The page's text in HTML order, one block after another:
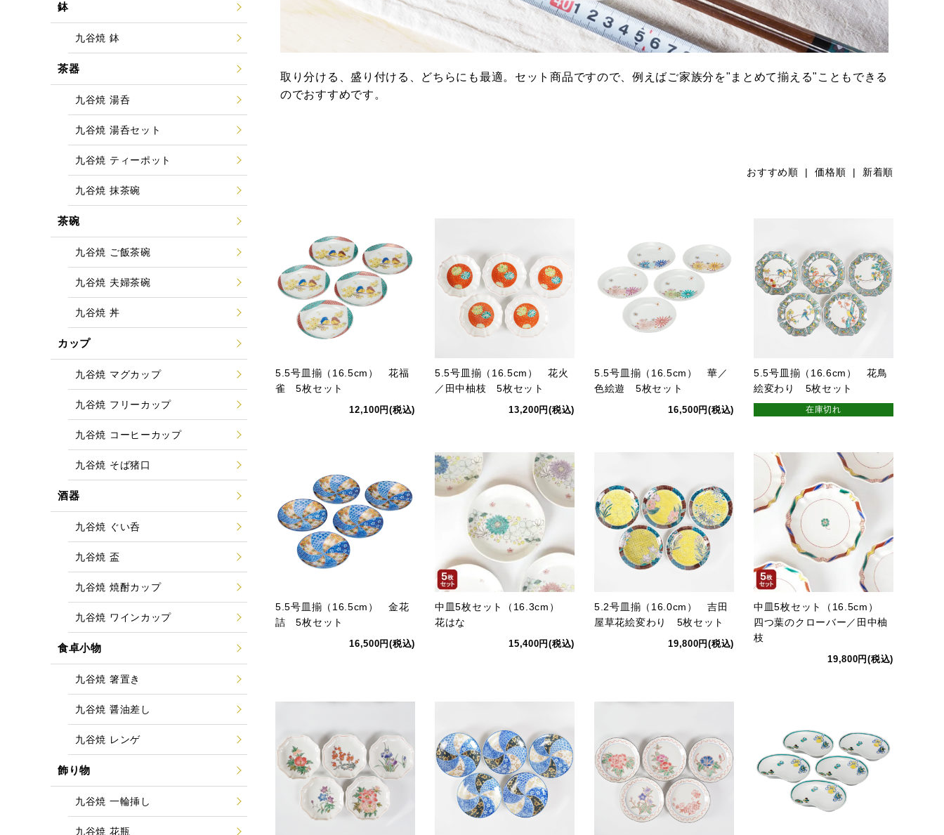
取り分ける、盛り付ける、どちらにも最適。セット商品ですので、例えばご家族分を"まとめて揃える"こともできる
のでおすすめです。
おすすめ順 |価格順 | 新着順
5.5号皿揃（16.5cm） 花福
雀 5枚セット
12,100円(税込)
5.5号皿揃（16.5cm） 花火
／田中柚枝 5枚セット
13,200円(税込)
5.5号皿揃（16.5cm） 華／
色絵遊 5枚セット
16,500円(税込)
5.5号皿揃（16.6cm） 花鳥
絵変わり 5枚セット
在庫切れ
5.5号皿揃（16.5cm） 金花
詰 5枚セット
16,500円(税込)
中皿5枚セット（16.3cm）
花はな
15,400円(税込)
5.2号皿揃（16.0cm） 吉田
屋草花絵変わり 5枚セット
19,800円(税込)
中皿5枚セット（16.5cm）
四つ葉のクローバー／田中柚
枝
19,800円(税込)
鉢
九谷焼 鉢
茶器
九谷焼 湯呑
九谷焼 湯呑セット
九谷焼 ティーポット
九谷焼 抹茶碗
茶碗
九谷焼 ご飯茶碗
九谷焼 夫婦茶碗
九谷焼 丼
カップ
九谷焼 マグカップ
九谷焼 フリーカップ
九谷焼 コーヒーカップ
九谷焼 そば猪口
酒器
九谷焼 ぐい呑
九谷焼 盃
九谷焼 焼酎カップ
九谷焼 ワインカップ
食卓小物
九谷焼 箸置き
九谷焼 醤油差し
九谷焼 レンゲ
飾り物
九谷焼 一輪挿し
九谷焼 花瓶